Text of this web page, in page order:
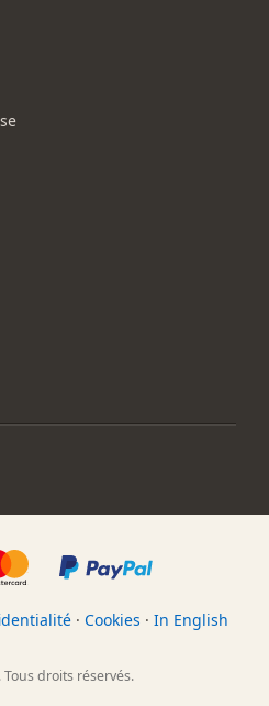
· Cookies · In English
droits réservés.